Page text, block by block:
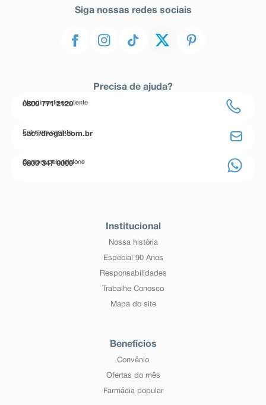
Siga nossas redes sociais
Precisa de ajuda?
Atendimento ao cliente
0800 771 2120
Entre em contato
sac@drogal.com.br
Compre pelo telefone
0800 347 0000
Institucional
Nossa história
Especial 90 Anos
Responsabilidades
Trabalhe Conosco
Mapa do site
Benefícios
Convênio
Ofertas do mês
Farmácia popular